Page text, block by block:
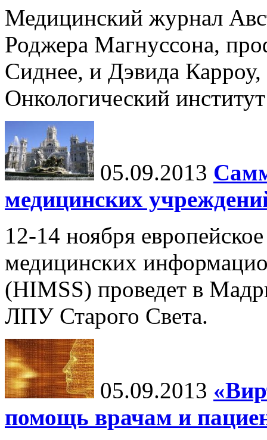
Медицинский журнал
Роджера Магнуссона,
Сиднее, и Дэвида Карроу,
Онкологический
05.09.2013
медицинских
12-14 ноября
медицинских
(HIMSS) проведет в
ЛПУ Старого Света.
05.09.2013
помощь врачам и